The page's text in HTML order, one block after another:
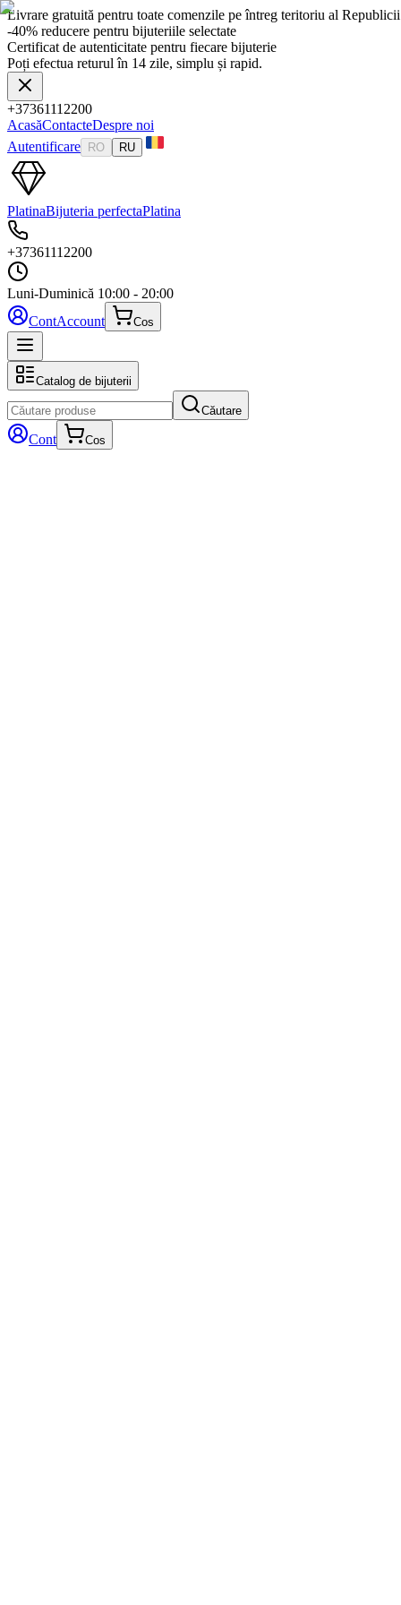
Livrare gratuită pentru toate comenzile pe întreg teritoriu al
-40% reducere pentru bijuteriile selectate
Certificat de autenticitate pentru fiecare bijuterie
Poți efectua returul în 14 zile, simplu și rapid.
+37361112200
AcasăContacteDespre noi
Autentificare
RO RU
PlatinaBijuteria perfectaPlatina
+37361112200
Luni-Duminică 10:00 - 20:00
ContAccount Cos
Catalog de bijuterii
Căutare
Cont Cos